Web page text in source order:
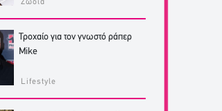
Ζώδια
Τροχαίο για τον γνωστό ράπερ
Mike
Lifestyle